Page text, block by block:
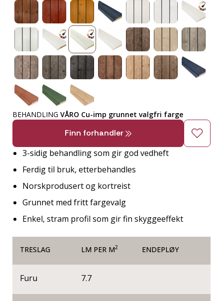
BEHANDLING VÅRO Cu-imp grunnet valgfri farge
Finn forhandler
3-sidig behandling som gir god vedheft
Ferdig til bruk, etterbehandles
Norskprodusert og kortreist
Grunnet med fritt fargevalg
Enkel, stram profil som gir fin skyggeeffekt
TRESLAG LM PER M2 ENDEPLØY
Furu 7.7